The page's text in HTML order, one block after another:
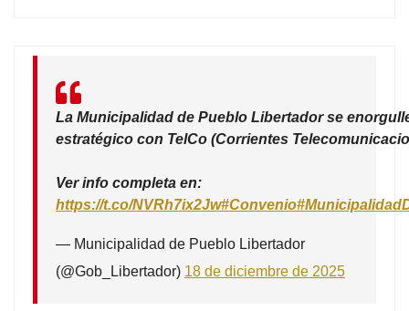
La Municipalidad de Pueblo Libertador se
estratégico con TelCo (Corrientes
Ver info completa en:
https://t.co/NVRh7ix2Jw#Convenio
— Municipalidad de Pueblo Libertador
(@Gob_Libertador) 18 de diciembre de 2025